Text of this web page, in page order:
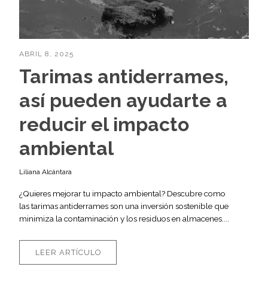
ABRIL 8, 2025
Tarimas antiderrames,
así pueden ayudarte a
reducir el impacto
ambiental
Liliana Alcántara
¿Quieres mejorar tu impacto ambiental? Descubre como
las tarimas antiderrames son una inversión sostenible que
minimiza la contaminación y los residuos en almacenes....
LEER ARTÍCULO